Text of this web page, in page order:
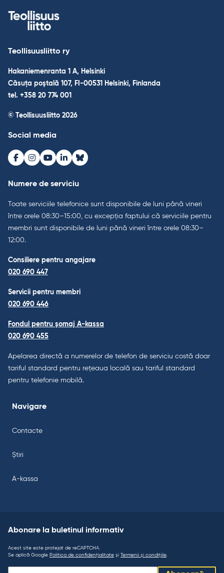
Teollisuusliitto ry
Hakaniemenranta 1 A, Helsinki
Căsuța poștală 107, FI-00531 Helsinki, Finlanda
tel. +358 20 774 001
© Teollisuusliitto 2026
Social media
Facebook
Instagram
Youtube
LinkedInBluesky
Numere de serviciu
Toate serviciile telefonice sunt disponibile de luni până vineri
între orele 08:30–15:00, cu excepția faptului că serviciile pentru
membri sunt disponibile de luni până vineri între orele 08:30–
12:00.
Consiliere pentru angajare
020 690 447
Servicii pentru membri
020 690 446
Fondul pentru șomaj A-kassa
020 690 455
Apelarea directă a numerelor de telefon de serviciu costă doar
tariful standard pentru rețeaua locală sau tariful standard
pentru telefonie mobilă.
Navigare
Contacte
Știri
A-kassa
Abonare la buletinul informativ
Acest site este protejat de reCAPTCHA.
Se aplică Google Politica de confidențialitate și Termenii și condițiile.